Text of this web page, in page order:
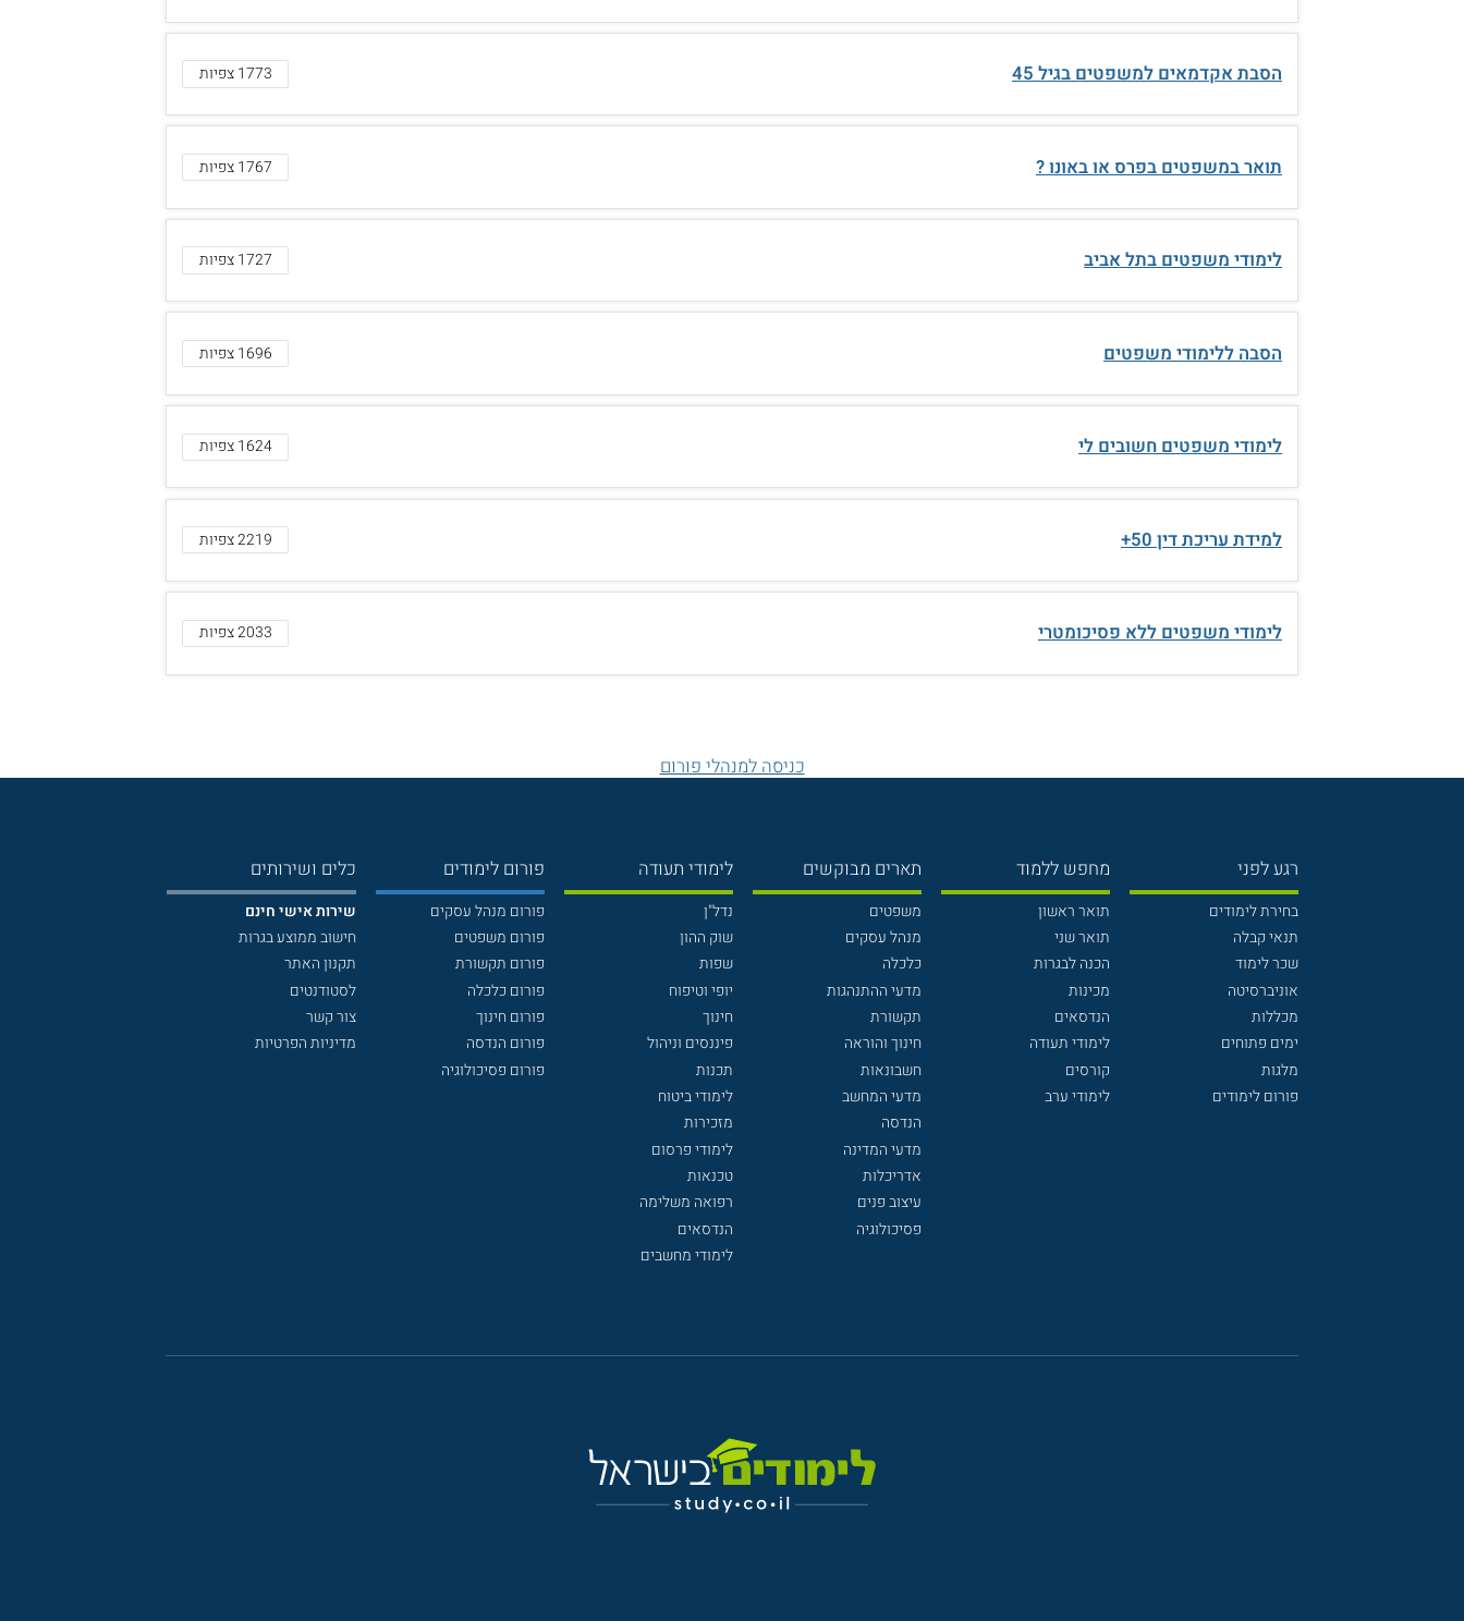
הסבת אקדמאים למשפטים בגיל 45 1773 צפיות
תואר במשפטים בפרס או באונו ? 1767 צפיות
לימודי משפטים בתל אביב 1727 צפיות
הסבה ללימודי משפטים 1696 צפיות
לימודי משפטים חשובים לי 1624 צפיות
למידת עריכת דין 50+ 2219 צפיות
לימודי משפטים ללא פסיכומטרי 2033 צפיות
כניסה למנהלי פורום
רגע לפני
בחירת לימודים
תנאי קבלה
שכר לימוד
אוניברסיטה
מכללות
ימים פתוחים
מלגות
פורום לימודים
מחפש ללמוד
תואר ראשון
תואר שני
הכנה לבגרות
מכינות
הנדסאים
לימודי תעודה
קורסים
לימודי ערב
תארים מבוקשים
משפטים
מנהל עסקים
כלכלה
מדעי ההתנהגות
תקשורת
חינוך והוראה
חשבונאות
מדעי המחשב
הנדסה
מדעי המדינה
אדריכלות
עיצוב פנים
פסיכולוגיה
לימודי תעודה
נדל"ן
שוק ההון
שפות
יופי וטיפוח
חינוך
פיננסים וניהול
תכנות
לימודי ביטוח
מזכירות
לימודי פרסום
טכנאות
רפואה משלימה
הנדסאים
לימודי מחשבים
פורום לימודים
פורום מנהל עסקים
פורום משפטים
פורום תקשורת
פורום כלכלה
פורום חינוך
פורום הנדסה
פורום פסיכולוגיה
כלים ושירותים
שירות אישי חינם
חישוב ממוצע בגרות
תקנון האתר
לסטודנטים
צור קשר
מדיניות הפרטיות